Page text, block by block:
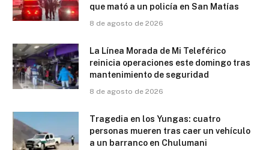
que mató a un policía en San Matías
8 de agosto de 2026
La Línea Morada de Mi Teleférico
reinicia operaciones este domingo tras
mantenimiento de seguridad
8 de agosto de 2026
Tragedia en los Yungas: cuatro
personas mueren tras caer un vehículo
a un barranco en Chulumani